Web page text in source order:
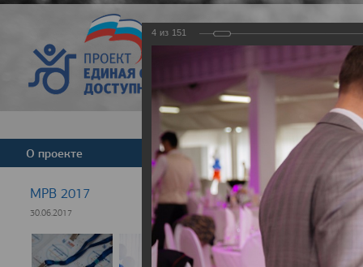
Версия для
О проекте Команда Новости
МРВ 2017
30.06.2017
4 из 151